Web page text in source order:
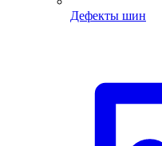
Дефекты шин